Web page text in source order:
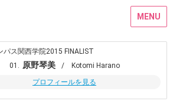
MENU
パス関西学院2015 FINALIST
01. 原野琴美
/ Kotomi Harano
プロフィールを見る